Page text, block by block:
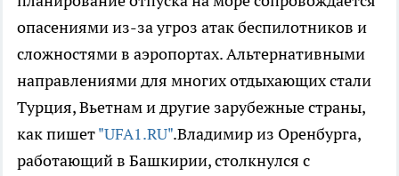
опасениями из-за угроз атак беспилотников и
сложностями в аэропортах. Альтернативными
направлениями для многих отдыхающих стали
Турция, Вьетнам и другие зарубежные страны,
как пишет"UFA1.RU".Владимир из Оренбурга,
работающий в Башкирии, столкнулся с